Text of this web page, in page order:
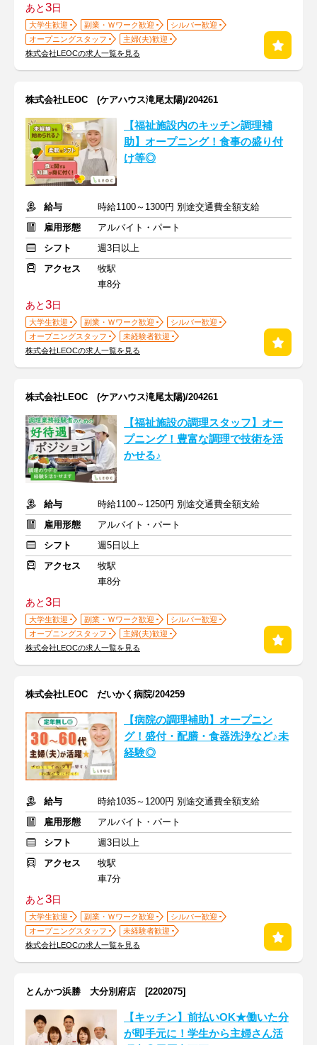
あと3日
大学生歓迎 副業・Ｗワーク歓迎
シルバー歓迎
オープニングスタッフ
主婦(夫)歓迎
株式会社LEOCの求人一覧を見る
株式会社LEOC (ケアハウス滝尾太陽)/204261
【福祉施設内のキッチン調理補
助】オープニング！食事の盛り付
け等◎
給与
時給1100～1300円 別途交通費全額支給
雇用形態
アルバイト・パート
シフト
週3日以上
アクセス
牧駅
車8分
あと3日
大学生歓迎 副業・Ｗワーク歓迎
シルバー歓迎
オープニングスタッフ
未経験者歓迎
株式会社LEOCの求人一覧を見る
株式会社LEOC (ケアハウス滝尾太陽)/204261
【福祉施設の調理スタッフ】オー
プニング！豊富な調理で技術を活
かせる♪
給与
時給1100～1250円 別途交通費全額支給
雇用形態
アルバイト・パート
シフト
週5日以上
アクセス
牧駅
車8分
あと3日
大学生歓迎 副業・Ｗワーク歓迎
シルバー歓迎
オープニングスタッフ
主婦(夫)歓迎
株式会社LEOCの求人一覧を見る
株式会社LEOC だいかく病院/204259
【病院の調理補助】オープニン
グ！盛付・配膳・食器洗浄など♪未
経験◎
給与
時給1035～1200円 別途交通費全額支給
雇用形態
アルバイト・パート
シフト
週3日以上
アクセス
牧駅
車7分
あと3日
大学生歓迎 副業・Ｗワーク歓迎
シルバー歓迎
オープニングスタッフ
未経験者歓迎
株式会社LEOCの求人一覧を見る
とんかつ浜勝 大分別府店 [2202075]
【キッチン】前払いOK★働いた分
が即手元に！学生から主婦さん活